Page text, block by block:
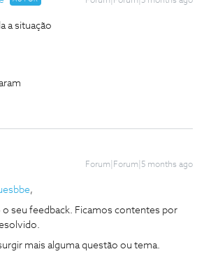
a situação
Forum|Forum|5 months ago
,
seu feedback. Ficamos contentes por
mais alguma questão ou tema.